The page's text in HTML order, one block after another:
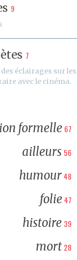
9
7
éclairages sur les
avec le cinéma.
formelle 67
ailleurs 56
humour48
folie47
histoire 39
mort 28